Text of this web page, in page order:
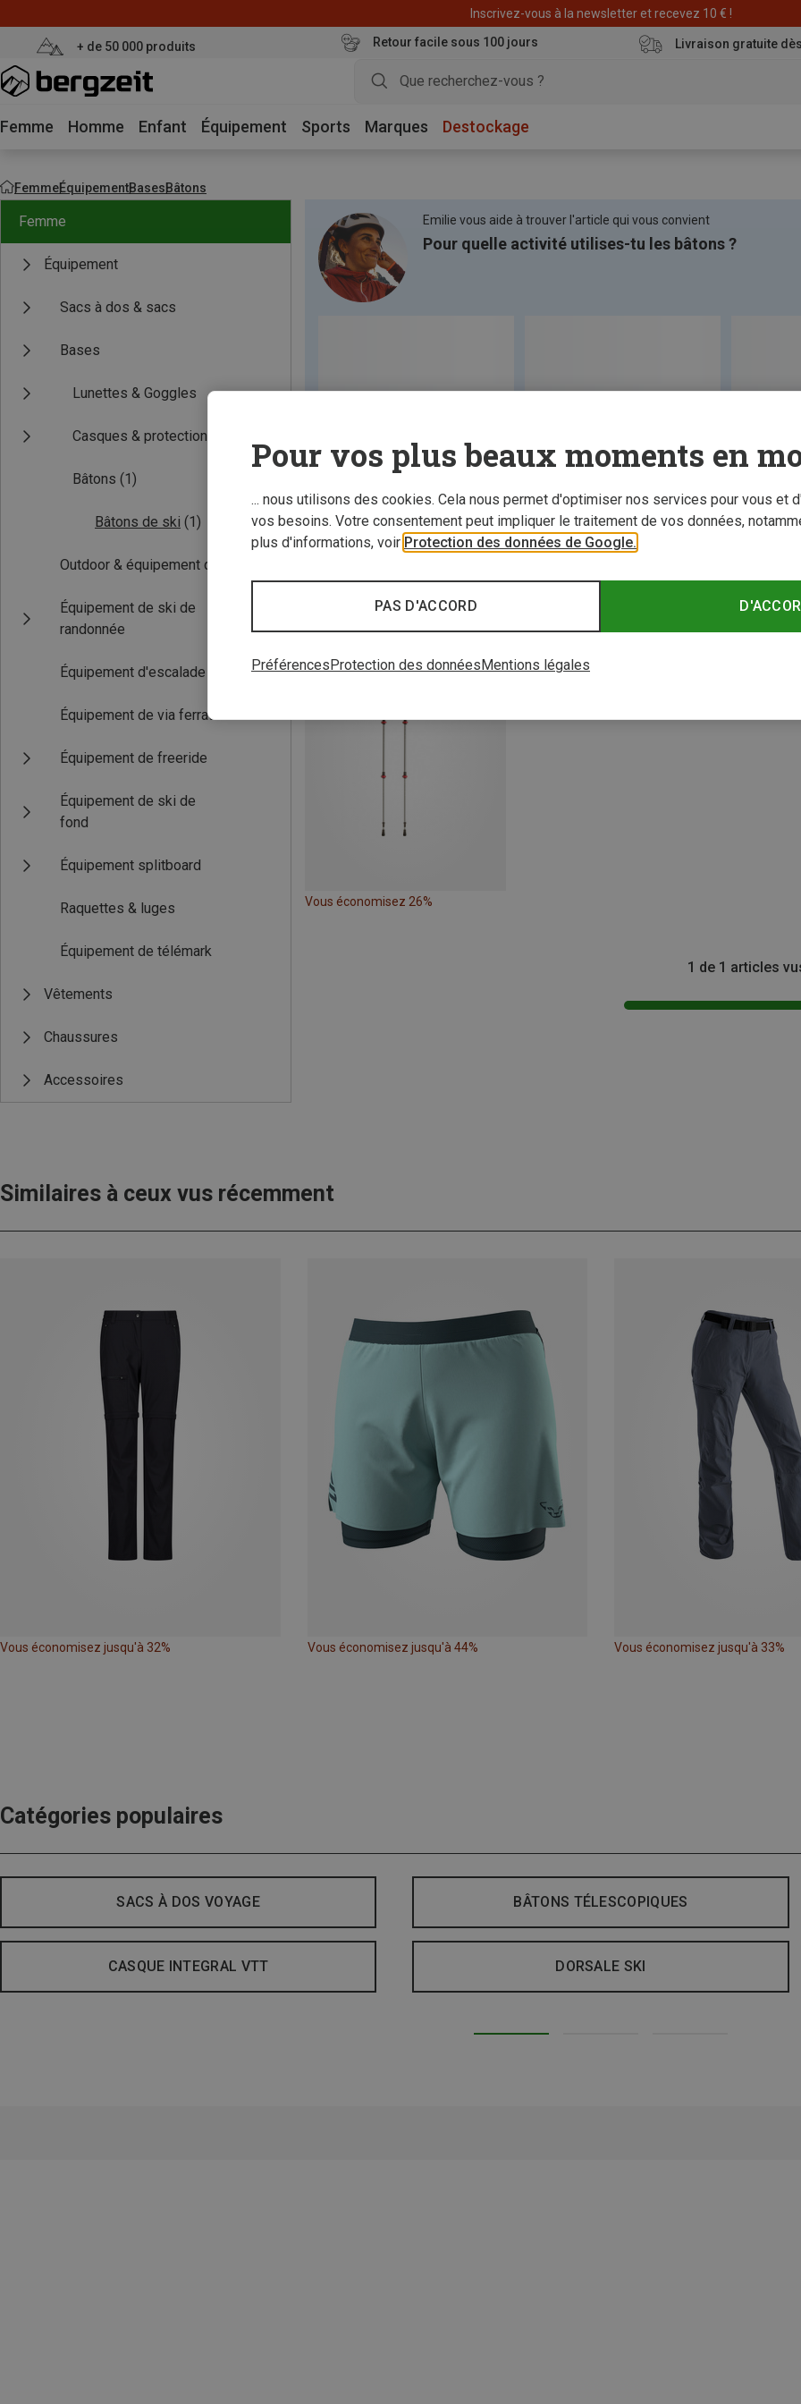
Inscrivez-vous à la newsletter et recevez 10 € !
Déstockage : 20 € offerts avec le code END20
+ de 50 000 produits Retour facile sous 100 jours Livraison gratuite
Femme Homme Enfant Équipement Sports Marques Destockage
FemmeÉquipementBasesBâtons
Femme
Équipement
Sacs à dos & sacs
Bases
Lunettes & Goggles
Casques & protections
Bâtons (1)
Bâtons de ski (1)
Outdoor & équipement de voyage
Équipement de ski de
randonnée
Équipement d'escalade & de bloc
Équipement de via ferrata
Équipement de freeride
Équipement de ski de
fond
Équipement splitboard
Raquettes & luges
Équipement de télémark
Vêtements
Chaussures
Accessoires
Emilie vous aide à trouver l'article qui vous convient
Pour quelle activité utilises-tu les bâtons ?
Vous économisez 26%
1 de 1 articles
Similaires à ceux vus récemment
Vous économisez jusqu'à 32% Vous économisez jusqu'à 44% Vous économisez jusqu'à 33%
Catégories populaires
SACS À DOS VOYAGE BÂTONS TÉLESCOPIQUES
CASQUE INTEGRAL VTT DORSALE SKI
Pour vos plus beaux moments en
... nous utilisons des cookies. Cela nous permet d'optimiser nos services pour vous et
vos besoins. Votre consentement peut impliquer le traitement de vos données,
plus d'informations, voir Protection des données de Google.
PAS D'ACCORD
PréférencesProtection des donnéesMentions légales